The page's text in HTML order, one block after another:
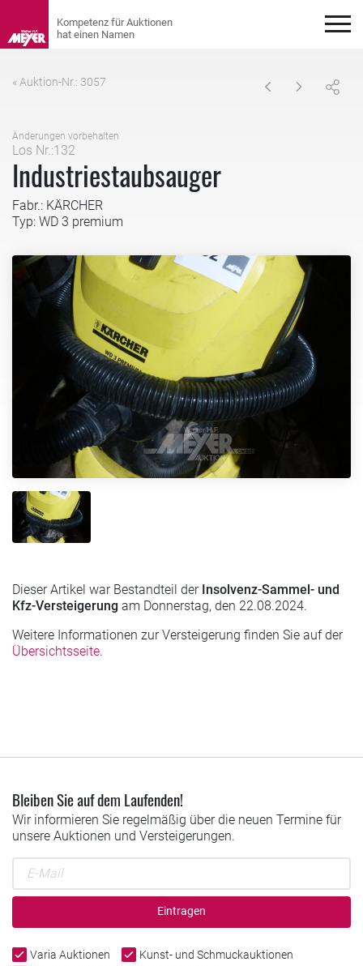
« Auktion-Nr.: 3057
Änderungen vorbehalten
Los Nr.:132
Industriestaubsauger
Fabr.: KÄRCHER
Typ: WD 3 premium
Dieser Artikel war Bestandteil der Insolvenz-Sammel- und
Kfz-Versteigerung am Donnerstag, den 22.08.2024.
Weitere Informationen zur Versteigerung finden Sie auf der
Übersichtsseite.
Bleiben Sie auf dem Laufenden!
Wir informieren Sie regelmäßig über die neuen Termine für
unsere Auktionen und Versteigerungen.
Eintragen
Varia Auktionen
Kunst- und Schmuckauktionen